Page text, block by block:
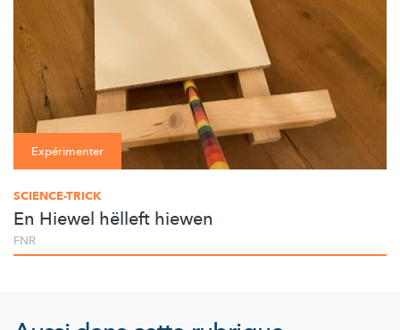
Expérimenter
SCIENCE-TRICK
En Hiewel hëlleft hiewen
FNR